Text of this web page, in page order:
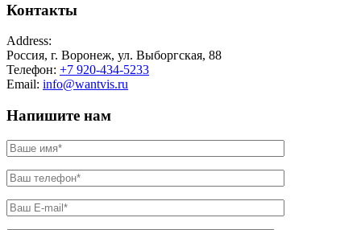
Контакты
Address:
Россия, г. Воронеж, ул. Выборгская, 88
Телефон: +7 920-434-5233
Email: info@wantvis.ru
Напишите нам